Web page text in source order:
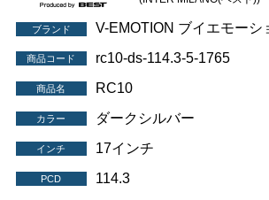
ブランド V-EMOTION ブイエモーシ
商品コード rc10-ds-114.3-5-1765
商品名 RC10
カラー ダークシルバー
インチ 17インチ
PCD 114.3